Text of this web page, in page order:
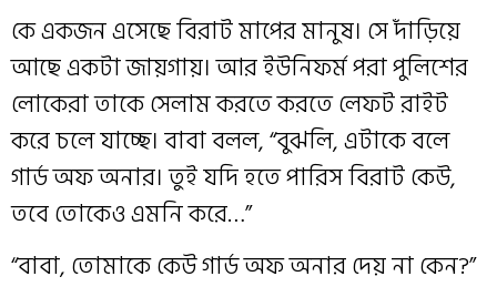
কে একজন এসেছে বিরাট মাপের মানুষ। সে দাঁড়িয়ে
আছে একটা জায়গায়। আর ইউনিফর্ম পরা পুলিশের
লোকেরা তাকে সেলাম করতে করতে লেফট রাইট
করে চলে যাচ্ছে। বাবা বলল, “বুঝলি, এটাকে বলে
গার্ড অফ অনার। তুই যদি হতে পারিস বিরাট কেউ,
তবে তোকেও এমনি করে…”
“বাবা, তোমাকে কেউ গার্ড অফ অনার দেয় না কেন?”